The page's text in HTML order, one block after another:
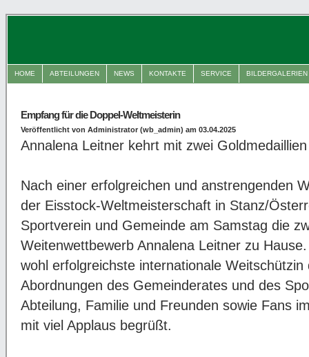
HOME ABTEILUNGEN NEWS KONTAKTE SERVICE BILDERGALERIEN
Empfang für die Doppel-Weltmeisterin
Veröffentlicht von Administrator (wb_admin) am 03.04.2025
Annalena Leitner kehrt mit zwei
Nach einer erfolgreichen und anstrengenden
der Eisstock-Weltmeisterschaft in Stanz/
Sportverein und Gemeinde am Samstag die
Weitenwettbewerb Annalena Leitner zu
wohl erfolgreichste internationale
Abordnungen des Gemeinderates und des
Abteilung, Familie und Freunden sowie Fans
mit viel Applaus begrüßt.